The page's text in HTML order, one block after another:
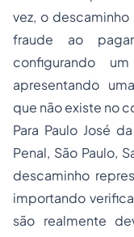
vez, o descaminho
fraude ao
configurando
apresentando
que não existe no
Para Paulo José
Penal, São Paulo,
descaminho
importando
são realmente